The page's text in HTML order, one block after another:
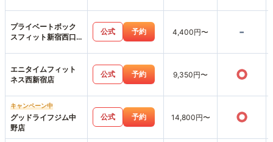
プライベートボック
スフィット新宿西口
公式 予約 4,400円〜 -
エニタイムフィット
ネス西新宿店
公式 予約 9,350円〜 ○
キャンペーン中
グッドライフジム中
野店
公式 予約 14,800円〜 ○